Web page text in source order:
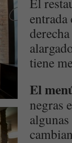
entrada
tiene
El
negras